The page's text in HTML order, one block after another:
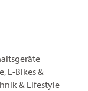
E-Bikes &
& Lifestyle